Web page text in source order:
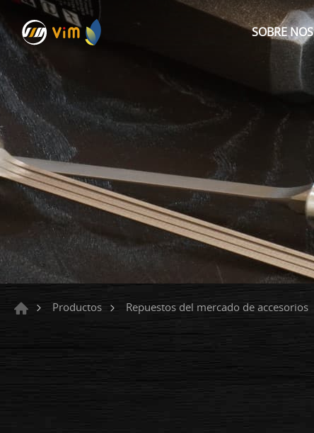
SOBRE
Productos Repuestos del mercado de accesorios